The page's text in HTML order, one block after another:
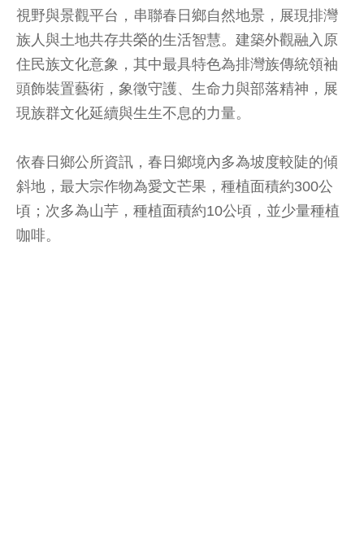
視野與景觀平台，串聯春日鄉自然地景，展現排灣
族人與土地共存共榮的生活智慧。建築外觀融入原
住民族文化意象，其中最具特色為排灣族傳統領袖
頭飾裝置藝術，象徵守護、生命力與部落精神，展
現族群文化延續與生生不息的力量。
依春日鄉公所資訊，春日鄉境內多為坡度較陡的傾
斜地，最大宗作物為愛文芒果，種植面積約300公
頃；次多為山芋，種植面積約10公頃，並少量種植
咖啡。